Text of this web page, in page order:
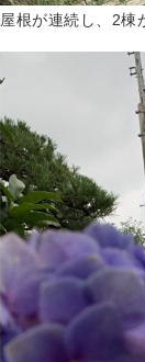
屋根が連続し、2棟